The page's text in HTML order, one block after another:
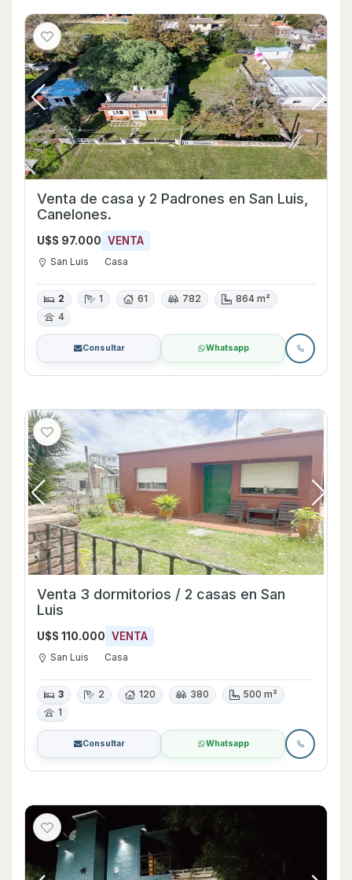
Venta de casa y 2 Padrones en San Luis,
Canelones.
U$S 97.000 VENTA
San Luis Casa
2 1 61 782
864 m²
4
Consultar Whatsapp
Venta 3 dormitorios / 2 casas en San
Luis
U$S 110.000 VENTA
San Luis Casa
3 2 120 380
500 m²
1
Consultar Whatsapp